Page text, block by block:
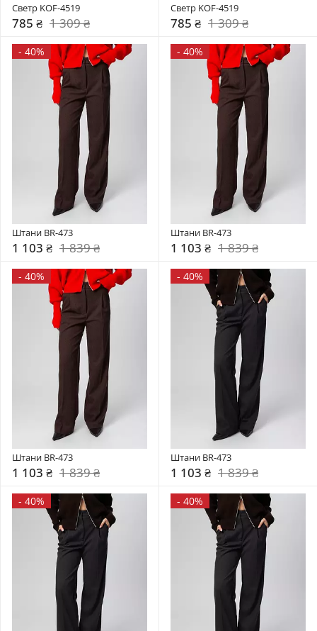
Светр KOF-4519
785 ₴ 1 309 ₴
Светр KOF-4519
785 ₴ 1 309 ₴
- 40%
Штани BR-473
1 103 ₴ 1 839 ₴
- 40%
Штани BR-473
1 103 ₴ 1 839 ₴
- 40%
Штани BR-473
1 103 ₴ 1 839 ₴
- 40%
Штани BR-473
1 103 ₴ 1 839 ₴
- 40% - 40%